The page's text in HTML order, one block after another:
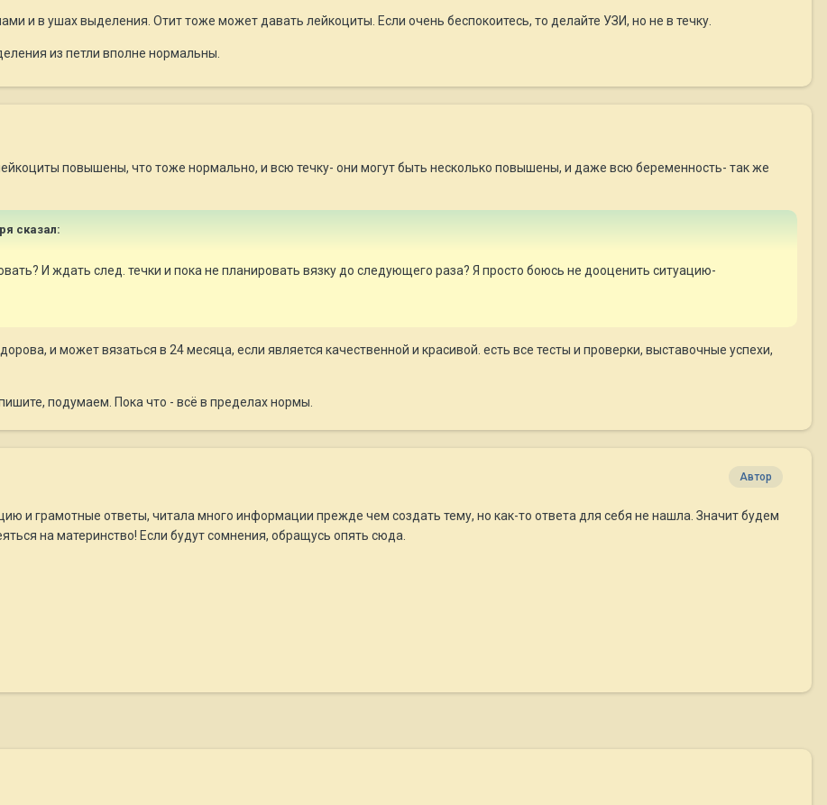
и в ушах выделения. Отит тоже может давать лейкоциты. Если очень беспокоитесь, то делайте УЗИ, но не в течку.
из петли вполне нормальны.
повышены, что тоже нормально, и всю течку- они могут быть несколько повышены, и даже всю беременность- так же
сказал:
И ждать след. течки и пока не планировать вязку до следующего раза? Я просто боюсь не дооценить ситуацию-
и может вязаться в 24 месяца, если является качественной и красивой. есть все тесты и проверки, выставочные успехи,
подумаем. Пока что - всё в пределах нормы.
Автор
и грамотные ответы, читала много информации прежде чем создать тему, но как-то ответа для себя не нашла. Значит будем
на материнство! Если будут сомнения, обращусь опять сюда.